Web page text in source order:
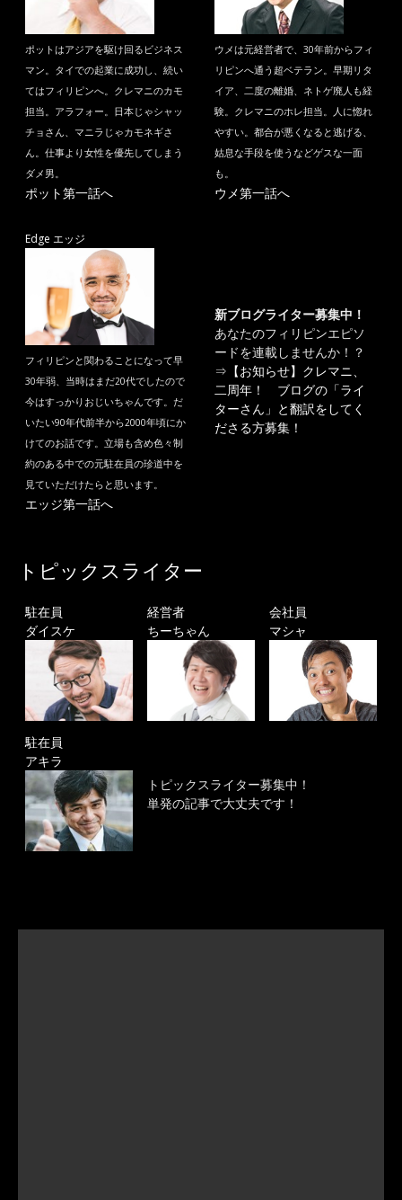
ポットはアジアを駆け回るビジネス
マン。タイでの起業に成功し、続い
てはフィリピンへ。クレマニのカモ
担当。アラフォー。日本じゃシャッ
チョさん、マニラじゃカモネギさ
ん。仕事より女性を優先してしまう
ダメ男。
ポット第一話へ
ウメは元経営者で、30年前からフィ
リピンへ通う超ベテラン。早期リタ
イア、二度の離婚、ネトゲ廃人も経
験。クレマニのホレ担当。人に惚れ
やすい。都合が悪くなると逃げる、
姑息な手段を使うなどゲスな一面
も。
ウメ第一話へ
Edge エッジ
フィリピンと関わることになって早
30年弱、当時はまだ20代でしたので
今はすっかりおじいちゃんです。だ
いたい90年代前半から2000年頃にか
けてのお話です。立場も含め色々制
約のある中での元駐在員の珍道中を
見ていただけたらと思います。
エッジ第一話へ
新ブログライター募集中！
あなたのフィリピンエピソ
ードを連載しませんか！？
⇒ 【お知らせ】クレマニ、
二周年！ ブログの「ライ
ターさん」と翻訳をしてく
ださる方募集！
トピックスライター
駐在員
ダイスケ
経営者
ちーちゃん
会社員
マシャ
駐在員
アキラ
トピックスライター募集中！
単発の記事で大丈夫です！